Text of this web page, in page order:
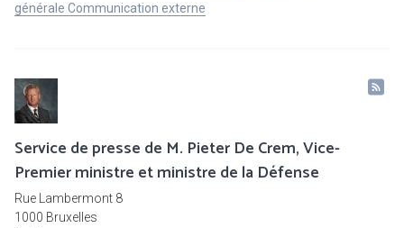
générale Communication externe
Service de presse de M. Pieter De Crem, Vice-
Premier ministre et ministre de la Défense
Rue Lambermont 8
1000 Bruxelles